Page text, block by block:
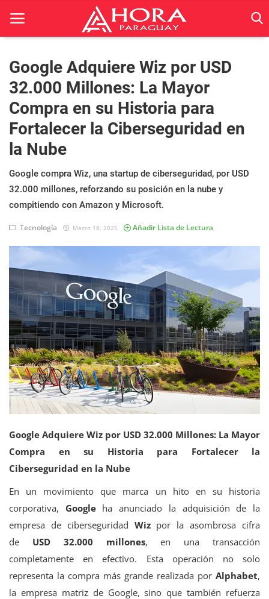
Inicio
ACTUALIDAD
BELLEZA
Deportes
Espetáculos
Negocios
Tecnología
Google Adquiere Wiz por USD
32.000 Millones: La Mayor
Compra en su Historia para
Fortalecer la Ciberseguridad en
la Nube
Google compra Wiz, una startup de ciberseguridad, por USD
32.000 millones, reforzando su posición en la nube y
compitiendo con Amazon y Microsoft.
Tecnología Marzo 18, 2025 Añadir Lista de Lectura
Google Adquiere Wiz por USD 32.000 Millones: La Mayor
Compra en su Historia para Fortalecer la
Ciberseguridad en la Nube
En un movimiento que marca un hito en su historia
corporativa,
Google ha anunciado la adquisición de la
empresa de ciberseguridad Wiz por la asombrosa cifra
de
USD 32.000 millones, en una transacción
completamente en efectivo. Esta operación no solo
representa la compra más grande realizada por Alphabet,
la empresa matriz de Google, sino que también refuerza